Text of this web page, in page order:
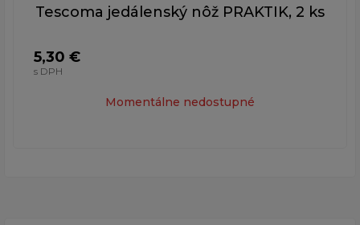
Tescoma jedálenský nôž PRAKTIK, 2 ks
5,30 €
s DPH
Momentálne nedostupné